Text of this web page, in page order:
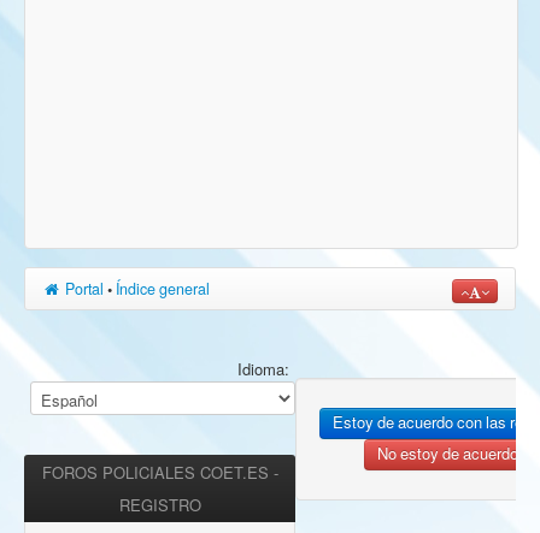
Portal • Índice general
Idioma:
FOROS POLICIALES COET.ES -
REGISTRO